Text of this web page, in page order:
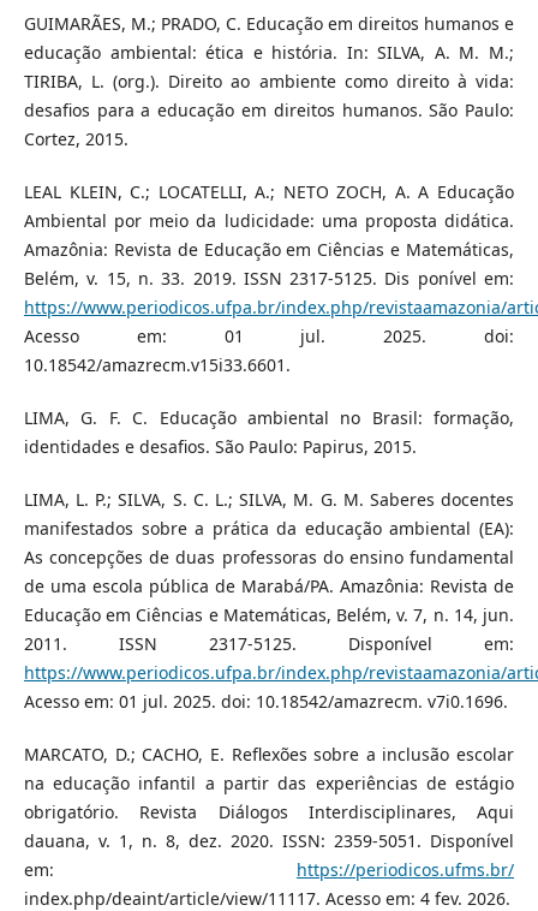
GUIMARÃES, M.; PRADO, C. Educação em direitos humanos e
educação ambiental: ética e história. In: SILVA, A. M. M.;
TIRIBA, L. (org.). Direito ao ambiente como direito à vida:
desafios para a educação em direitos humanos. São Paulo:
Cortez, 2015.
LEAL KLEIN, C.; LOCATELLI, A.; NETO ZOCH, A. A Educação
Ambiental por meio da ludicidade: uma proposta didática.
Amazônia: Revista de Educação em Ciências e Matemáticas,
Belém, v. 15, n. 33. 2019. ISSN 2317-5125. Dis ponível em:
https://www.periodicos.ufpa.br/index.php/revistaamazonia/
Acesso em: 01 jul. 2025. doi:
10.18542/amazrecm.v15i33.6601.
LIMA, G. F. C. Educação ambiental no Brasil: formação,
identidades e desafios. São Paulo: Papirus, 2015.
LIMA, L. P.; SILVA, S. C. L.; SILVA, M. G. M. Saberes docentes
manifestados sobre a prática da educação ambiental (EA):
As concepções de duas professoras do ensino fundamental
de uma escola pública de Marabá/PA. Amazônia: Revista de
Educação em Ciências e Matemáticas, Belém, v. 7, n. 14, jun.
2011. ISSN 2317-5125. Disponível em:
https://www.periodicos.ufpa.br/index.php/revistaamazonia/
Acesso em: 01 jul. 2025. doi: 10.18542/amazrecm. v7i0.1696.
MARCATO, D.; CACHO, E. Reflexões sobre a inclusão escolar
na educação infantil a partir das experiências de estágio
obrigatório. Revista Diálogos Interdisciplinares, Aqui
dauana, v. 1, n. 8, dez. 2020. ISSN: 2359-5051. Disponível
em: https://periodicos.ufms.br/
index.php/deaint/article/view/11117. Acesso em: 4 fev. 2026.